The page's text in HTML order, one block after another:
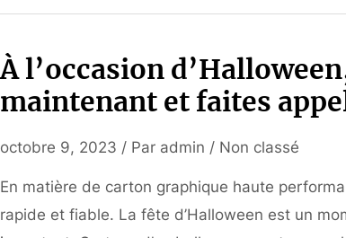
À l’occasion
maintenant et faites
octobre 9, 2023 / Par admin / Non classé
En matière de carton graphique haute
rapide et fiable. La fête d’Halloween est un